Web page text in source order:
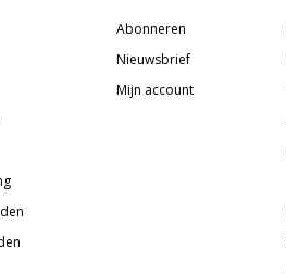
Abonneren
Nieuwsbrief
Mijn account